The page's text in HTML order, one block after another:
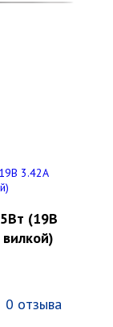
(19В
0 отзыва